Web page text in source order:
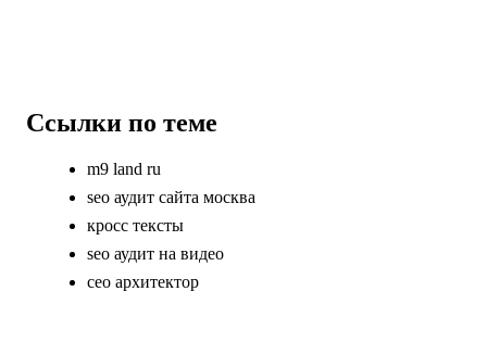
Ссылки по теме
m9 land ru
seo аудит сайта москва
кросс тексты
seo аудит на видео
сео архитектор